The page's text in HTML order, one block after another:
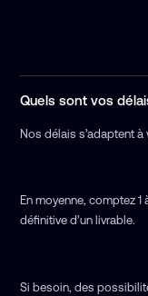
Quels sont vos
Nos délais s’adaptent
En moyenne, comptez
définitive d’un livrable.
Si besoin, des